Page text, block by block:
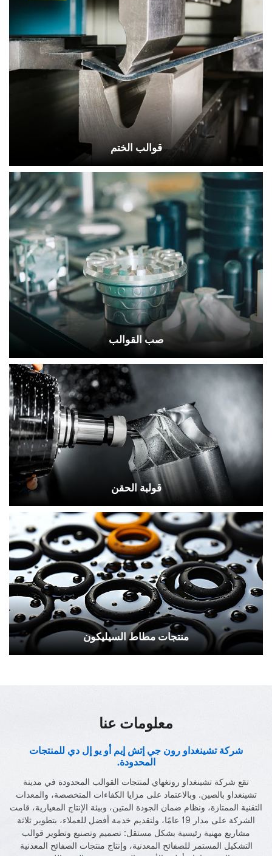
تقع شركة تشينغداو رونغهاي لمنتجات القوالب
المحدودة في مدينة تشينغداو بالصين، وتعتمد على مزايا
الكفاءات المهنية.
قوالب الختم
تقع شركة تشينغداو رونغهاي لمنتجات القوالب
المحدودة في مدينة تشينغداو بالصين، وتعتمد على مزايا
الكفاءات المهنية.
صب القوالب
تقع شركة تشينغداو رونغهاي لمنتجات القوالب
المحدودة في مدينة تشينغداو بالصين، وتعتمد على مزايا
الكفاءات المهنية.
قولبة الحقن
تقع شركة تشينغداو رونغهاي لمنتجات القوالب
المحدودة في مدينة تشينغداو بالصين، وتعتمد على مزايا
الكفاءات المهنية.
منتجات مطاط السيليكون
المحدودة في مدينة تشينغداو بالصين، وتعتمد على مزايا
الكفاءات المهنية.
معلومات عنا
شركة تشينغداو رون جي إتش إيم أو يو إل دي للمنتجات
المحدودة.
تقع شركة تشينغداو رونغهاي لمنتجات القوالب المحدودة في مدينة
تشينغداو بالصين. وبالاعتماد على مزايا الكفاءات المتخصصة، والمعدات
التقنية الممتازة، ونظام ضمان الجودة المتين، وبيئة الإنتاج المعيارية، قامت
الشركة على مدار 19 عامًا، ولتقديم خدمة أفضل للعملاء، بتطوير ثلاثة
مشاريع مهنية رئيسية بشكل مستقل: تصميم وتصنيع وتطوير قوالب
التشكيل المستمر للصفائح المعدنية، وإنتاج منتجات الصفائح المعدنية